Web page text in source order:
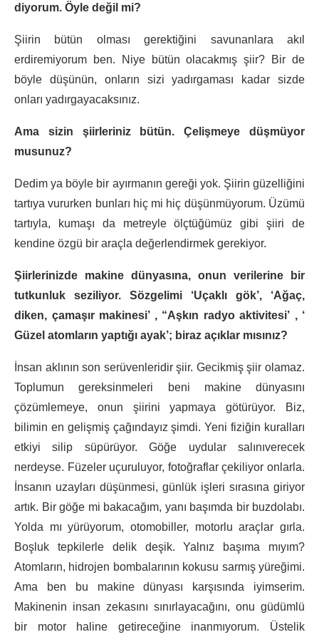
diyorum. Öyle değil mi?
Şiirin bütün olması gerektiğini savunanlara akıl
erdiremiyorum ben. Niye bütün olacakmış şiir? Bir de
böyle düşünün, onların sizi yadırgaması kadar sizde
onları yadırgayacaksınız.
Ama sizin şiirleriniz bütün. Çelişmeye düşmüyor
musunuz?
Dedim ya böyle bir ayırmanın gereği yok. Şiirin güzelliğini
tartıya vururken bunları hiç mi hiç düşünmüyorum. Üzümü
tartıyla, kumaşı da metreyle ölçtüğümüz gibi şiiri de
kendine özgü bir araçla değerlendirmek gerekiyor.
Şiirlerinizde makine dünyasına, onun verilerine bir
tutkunluk seziliyor. Sözgelimi ‘Uçaklı gök’, ‘Ağaç,
diken, çamaşır makinesi’ , “Aşkın radyo aktivitesi’ , ‘
Güzel atomların yaptığı ayak’; biraz açıklar mısınız?
İnsan aklının son serüvenleridir şiir. Gecikmiş şiir olamaz.
Toplumun gereksinmeleri beni makine dünyasını
çözümlemeye, onun şiirini yapmaya götürüyor. Biz,
bilimin en gelişmiş çağındayız şimdi. Yeni fiziğin kuralları
etkiyi silip süpürüyor. Göğe uydular salınıverecek
nerdeyse. Füzeler uçuruluyor, fotoğraflar çekiliyor onlarla.
İnsanın uzayları düşünmesi, günlük işleri sırasına giriyor
artık. Bir göğe mi bakacağım, yanı başımda bir buzdolabı.
Yolda mı yürüyorum, otomobiller, motorlu araçlar gırla.
Boşluk tepkilerle delik deşik. Yalnız başıma mıyım?
Atomların, hidrojen bombalarının kokusu sarmış yüreğimi.
Ama ben bu makine dünyası karşısında iyimserim.
Makinenin insan zekasını sınırlayacağını, onu güdümlü
bir motor haline getireceğine inanmıyorum. Üstelik